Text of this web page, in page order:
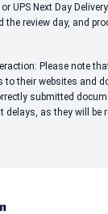
UPS Next Day
the review day, and
Please note
to their websites and
submitted
delays, as they will be